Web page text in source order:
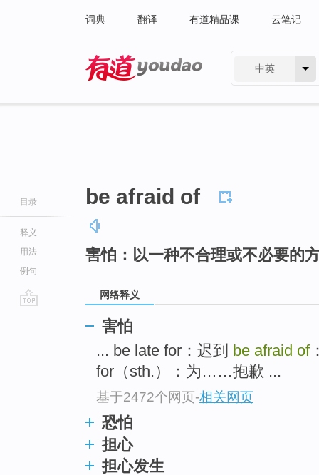
词典 翻译 有道精品课 云笔记
中英
目录
释义
用法
例句
be afraid of
害怕：以一种不合理或不必要的
网络释义
害怕
... be late for：迟到 be afraid of
for（sth.）：为……抱歉 ...
基于2472个网页-相关网页
恐怕
担心
担心发生